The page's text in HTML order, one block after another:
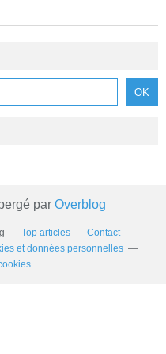
par Overblog
Top articles
Contact
et données personnelles